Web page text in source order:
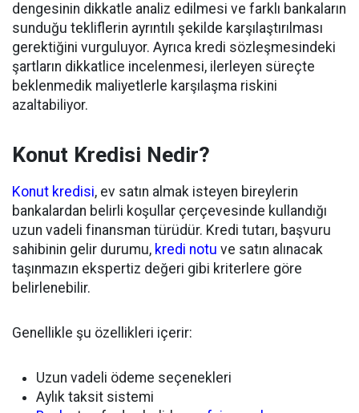
dengesinin dikkatle analiz edilmesi ve farklı bankaların
sunduğu tekliflerin ayrıntılı şekilde karşılaştırılması
gerektiğini vurguluyor. Ayrıca kredi sözleşmesindeki
şartların dikkatlice incelenmesi, ilerleyen süreçte
beklenmedik maliyetlerle karşılaşma riskini
azaltabiliyor.
Konut Kredisi Nedir?
Konut kredisi, ev satın almak isteyen bireylerin
bankalardan belirli koşullar çerçevesinde kullandığı
uzun vadeli finansman türüdür. Kredi tutarı, başvuru
sahibinin gelir durumu, kredi notu ve satın alınacak
taşınmazın ekspertiz değeri gibi kriterlere göre
belirlenebilir.
Genellikle şu özellikleri içerir:
Uzun vadeli ödeme seçenekleri
Aylık taksit sistemi